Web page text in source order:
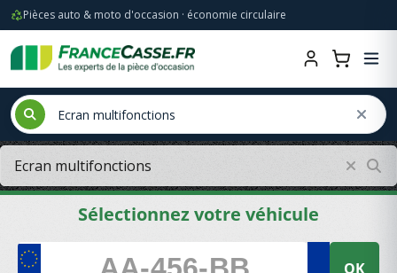
Pièces auto & moto d'occasion · économie circulaire
Sélectionnez votre véhicule
OK